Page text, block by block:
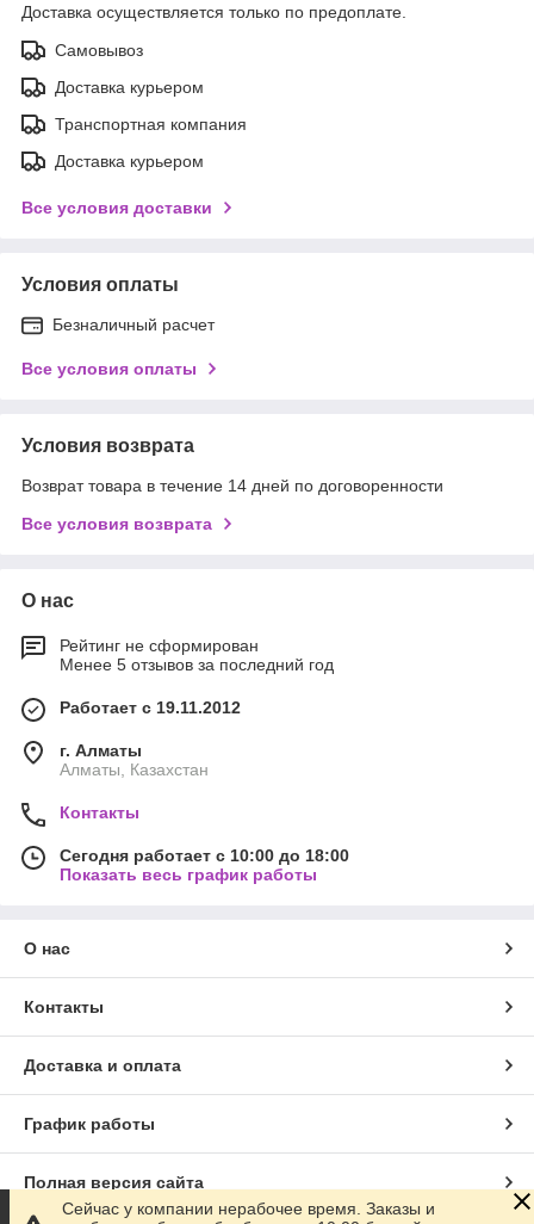
Доставка осуществляется только по предоплате.
Самовывоз
Доставка курьером
Транспортная компания
Доставка курьером
Все условия доставки
Условия оплаты
Безналичный расчет
Все условия оплаты
Условия возврата
Возврат товара в течение 14 дней по договоренности
Все условия возврата
О нас
Рейтинг не сформирован
Менее 5 отзывов за последний год
Работает с 19.11.2012
г. Алматы
Алматы, Казахстан
Контакты
Сегодня работает с 10:00 до 18:00
Показать весь график работы
О нас
Контакты
Доставка и оплата
График работы
Полная версия сайта
Сейчас у компании нерабочее время. Заказы и